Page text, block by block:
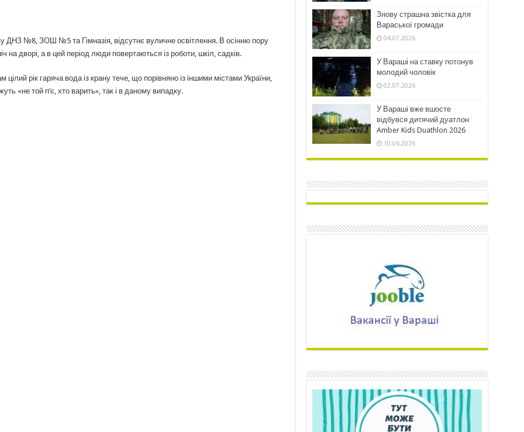
ДНЗ №8, ЗОШ №5 та Гімназія, відсутнє вуличне освітлення. В осінню пору
на дворі, а в цей період люди повертаються із роботи, шкіл, садків.
рік гаряча вода із крану тече, що порівняно із іншими містами України,
«не той п’є, хто варить», так і в даному випадку.
Знову страшна звістка для
Вараської громади
04.07.2026
У Вараші на ставку потонув
молодий чоловік
02.07.2026
У Вараші вже вшосте
відбувся дитячий дуатлон
Amber Kids Duathlon 2026
10.06.2026